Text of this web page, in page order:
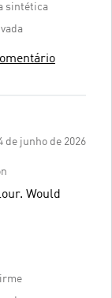
sintética
de junho de 2026
Would